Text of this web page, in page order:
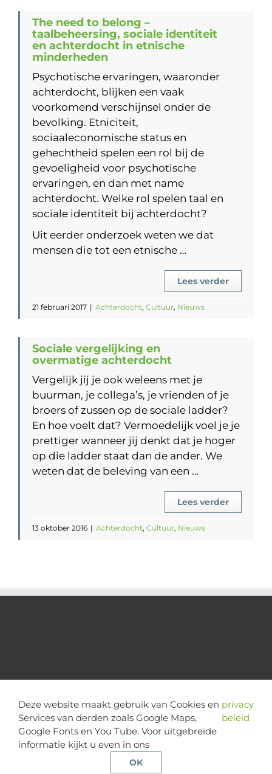
The need to belong –
taalbeheersing, sociale identiteit
en achterdocht in etnische
minderheden
Psychotische ervaringen, waaronder
achterdocht, blijken een vaak
voorkomend verschijnsel onder de
bevolking. Etniciteit,
sociaaleconomische status en
gehechtheid spelen een rol bij de
gevoeligheid voor psychotische
ervaringen, en dan met name
achterdocht. Welke rol spelen taal en
sociale identiteit bij achterdocht?
Uit eerder onderzoek weten we dat
mensen die tot een etnische …
Lees verder
21 februari 2017 | Achterdocht, Cultuur, Nieuws
Sociale vergelijking en
overmatige achterdocht
Vergelijk jij je ook weleens met je
buurman, je collega’s, je vrienden of je
broers of zussen op de sociale ladder?
En hoe voelt dat? Vermoedelijk voel je je
prettiger wanneer jij denkt dat je hoger
op die ladder staat dan de ander. We
weten dat de beleving van een …
Lees verder
13 oktober 2016 | Achterdocht, Cultuur, Nieuws
copyright 2024 | alle rechten voorbehouden - Stichting Cognitie
Deze website maakt gebruik van Cookies en
Services van derden zoals Google Maps,
Google Fonts en You Tube. Voor uitgebreide
informatie kijkt u even in ons
privacy
beleid
OK